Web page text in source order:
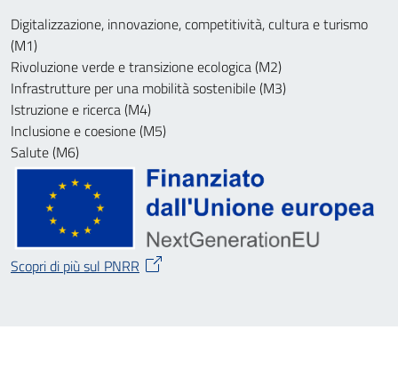
Digitalizzazione, innovazione, competitività, cultura e turismo
(M1)
Rivoluzione verde e transizione ecologica (M2)
Infrastrutture per una mobilità sostenibile (M3)
Istruzione e ricerca (M4)
Inclusione e coesione (M5)
Salute (M6)
Scopri di più sul PNRR